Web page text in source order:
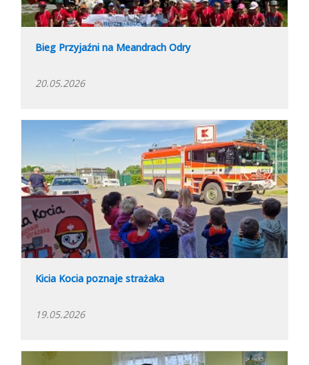
Bieg Przyjaźni na Meandrach Odry
20.05.2026
Kicia Kocia poznaje strażaka
19.05.2026